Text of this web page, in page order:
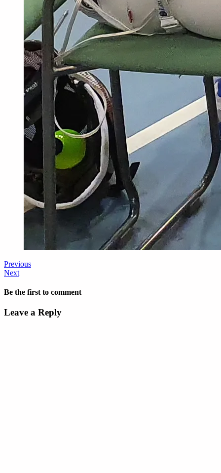
Previous
Next
Be the first to comment
Leave a Reply